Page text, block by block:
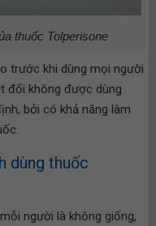
thuốc Tolperisone
trước khi dùng mọi người
đối không được dùng
bởi có khả năng làm
dùng thuốc
người là không giống,